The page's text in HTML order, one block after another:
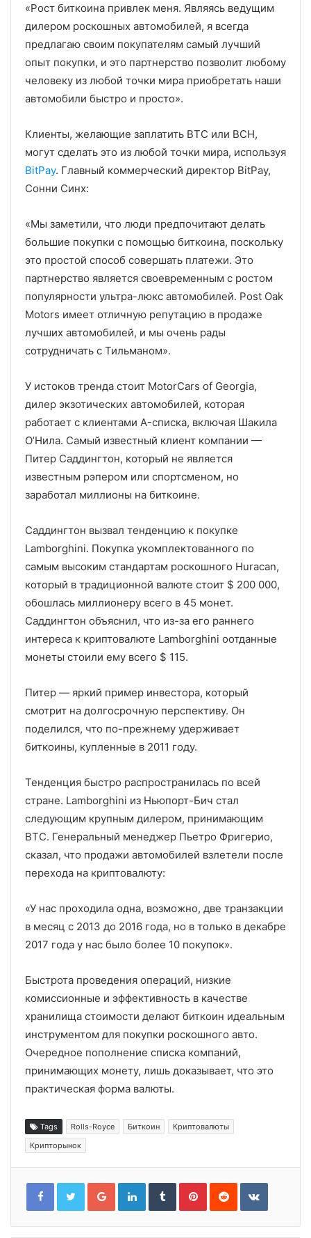
«Рост биткоина привлек меня. Являясь ведущим
дилером роскошных автомобилей, я всегда
предлагаю своим покупателям самый лучший
опыт покупки, и это партнерство позволит любому
человеку из любой точки мира приобретать наши
автомобили быстро и просто».
Клиенты, желающие заплатить BTC или BCH,
могут сделать это из любой точки мира, используя
BitPay. Главный коммерческий директор BitPay,
Сонни Синх:
«Мы заметили, что люди предпочитают делать
большие покупки с помощью биткоина, поскольку
это простой способ совершать платежи. Это
партнерство является своевременным с ростом
популярности ультра-люкс автомобилей. Post Oak
Motors имеет отличную репутацию в продаже
лучших автомобилей, и мы очень рады
сотрудничать с Тильманом».
У истоков тренда стоит MotorCars of Georgia,
дилер экзотических автомобилей, которая
работает с клиентами A-списка, включая Шакила
О’Нила. Самый известный клиент компании —
Питер Саддингтон, который не является
известным рэпером или спортсменом, но
заработал миллионы на биткоине.
Саддингтон вызвал тенденцию к покупке
Lamborghini. Покупка укомплектованного по
самым высоким стандартам роскошного Huracan,
который в традиционной валюте стоит $ 200 000,
обошлась миллионеру всего в 45 монет.
Саддингтон объяснил, что из-за его раннего
интереса к криптовалюте Lamborghini оотданные
монеты стоили ему всего $ 115.
Питер — яркий пример инвестора, который
смотрит на долгосрочную перспективу. Он
поделился, что по-прежнему удерживает
биткоины, купленные в 2011 году.
Тенденция быстро распространилась по всей
стране. Lamborghini из Ньюпорт-Бич стал
следующим крупным дилером, принимающим
BTC. Генеральный менеджер Пьетро Фригерио,
сказал, что продажи автомобилей взлетели после
перехода на криптовалюту:
«У нас проходила одна, возможно, две транзакции
в месяц с 2013 до 2016 года, но в только в декабре
2017 года у нас было более 10 покупок».
Быстрота проведения операций, низкие
комиссионные и эффективность в качестве
хранилища стоимости делают биткоин идеальным
инструментом для покупки роскошного авто.
Очередное пополнение списка компаний,
принимающих монету, лишь доказывает, что это
практическая форма валюты.
Tags Rolls-Royce Биткоин
Криптовалюты
Крипторынок
Google+LinkedInTumblrPinterestReddit VKontakte